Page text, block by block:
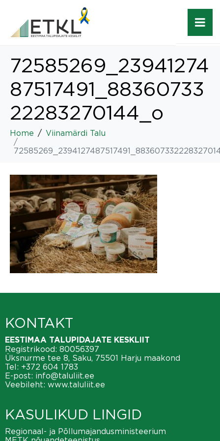
72585269_23941274
87517491_88360733
22283270144_o
Home
Viinamärdi Talu
KONTAKT
EESTIMAA TALUPIDAJATE KESKLIIT
Registrikood: 80056397
Üksnurme tee 8, Saku, 75501 Harju maakond
Tel: +372 604 1783
E-post: info@taluliit.ee
Veebileht: www.taluliit.ee
KASULIKUD LINGID
Regionaal- ja Põllumajandusministeerium